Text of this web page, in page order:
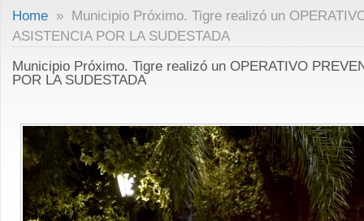
Home » Municipio Próximo. Tigre realizó un
ASISTENCIA POR LA SUDESTADA
Municipio Próximo. Tigre realizó un OPERATIVO
POR LA SUDESTADA